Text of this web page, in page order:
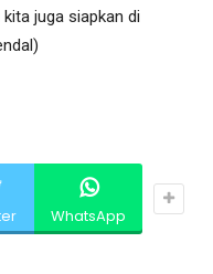
juga siapkan di
WhatsApp